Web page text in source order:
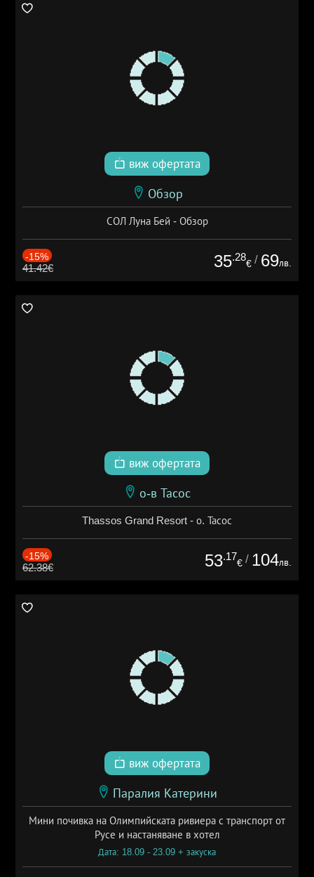
виж офертата
Обзор
СОЛ Луна Бей - Обзор
-15%
41.42€ 35.28
€ / 69лв.
виж офертата
о-в Тасос
Thassos Grand Resort - о. Тасос
-15%
62.38€ 53.17
€ / 104лв.
виж офертата
Паралия Катерини
Мини почивка на Олимпийската ривиера с транспорт от
Русе и настаняване в хотел
Дата: 18.09 - 23.09 + закуска